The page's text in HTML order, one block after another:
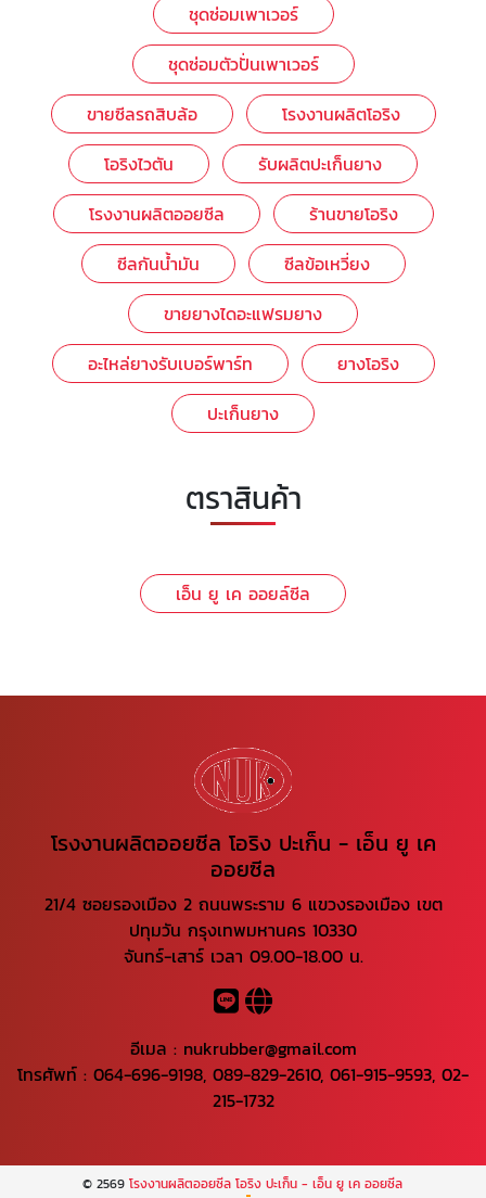
ชุดซ่อมเพาเวอร์
ชุดซ่อมตัวปั่นเพาเวอร์
ขายซีลรถสิบล้อ
โรงงานผลิตโอริง
โอริงไวตัน
รับผลิตปะเก็นยาง
โรงงานผลิตออยซีล
ร้านขายโอริง
ซีลกันน้ำมัน
ซีลข้อเหวี่ยง
ขายยางไดอะแฟรมยาง
อะไหล่ยางรับเบอร์พาร์ท
ยางโอริง
ปะเก็นยาง
ตราสินค้า
เอ็น ยู เค ออยล์ซีล
โรงงานผลิตออยซีล โอริง ปะเก็น - เอ็น ยู เค
ออยซีล
21/4 ซอยรองเมือง 2 ถนนพระราม 6 แขวงรองเมือง เขต
ปทุมวัน กรุงเทพมหานคร 10330
จันทร์-เสาร์ เวลา 09.00-18.00 น.
อีเมล : nukrubber@gmail.com
โทรศัพท์ : 064-696-9198, 089-829-2610, 061-915-9593, 02-
215-1732
© 2569โรงงานผลิตออยซีล โอริง ปะเก็น - เอ็น ยู เค ออยซีล